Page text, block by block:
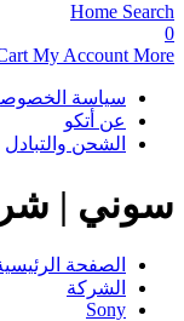
Home Search
0
My Account More
سياسة
عن أتكو
الشحن والتبادل
سوني |
الصفحة
الشركة
Sony